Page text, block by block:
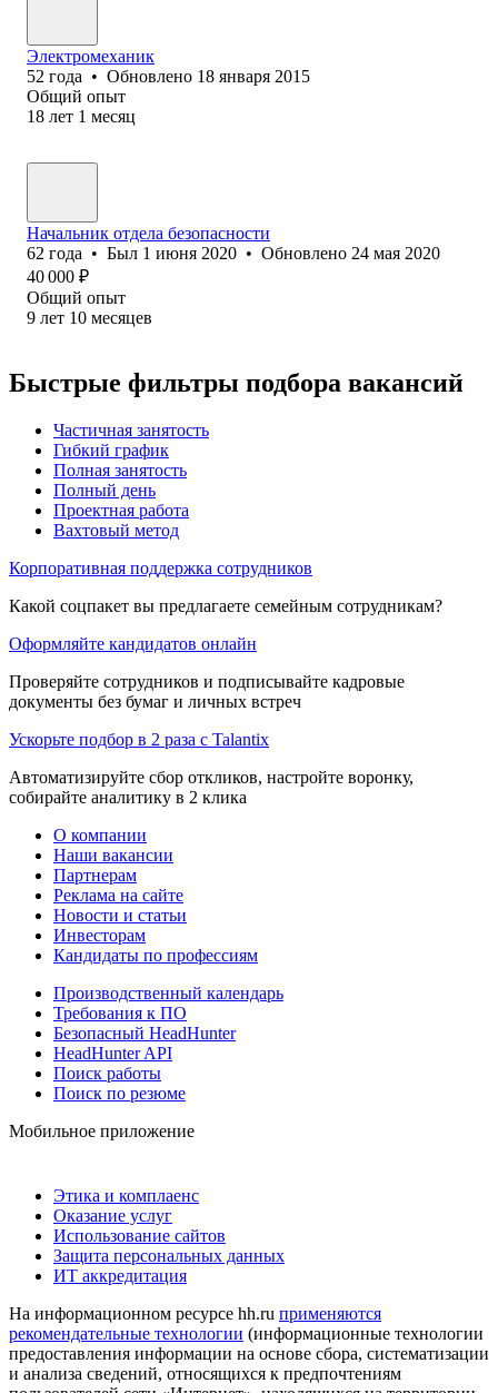
Электромеханик
52 года • Обновлено 18 января 2015
Общий опыт
18 лет 1 месяц
Начальник отдела безопасности
62 года • Был 1 июня 2020 • Обновлено 24 мая 2020
40 000 ₽
Общий опыт
9 лет 10 месяцев
Быстрые фильтры подбора вакансий
Частичная занятость
Гибкий график
Полная занятость
Полный день
Проектная работа
Вахтовый метод
Корпоративная поддержка сотрудников
Какой соцпакет вы предлагаете семейным сотрудникам?
Оформляйте кандидатов онлайн
Проверяйте сотрудников и подписывайте кадровые
документы без бумаг и личных встреч
Ускорьте подбор в 2 раза с Talantix
Автоматизируйте сбор откликов, настройте воронку,
собирайте аналитику в 2 клика
О компании
Наши вакансии
Партнерам
Реклама на сайте
Новости и статьи
Инвесторам
Кандидаты по профессиям
Производственный календарь
Требования к ПО
Безопасный HeadHunter
HeadHunter API
Поиск работы
Поиск по резюме
Мобильное приложение
Этика и комплаенс
Оказание услуг
Использование сайтов
Защита персональных данных
ИТ аккредитация
На информационном ресурсе hh.ru применяются
рекомендательные технологии (информационные технологии
предоставления информации на основе сбора, систематизации
и анализа сведений, относящихся к предпочтениям